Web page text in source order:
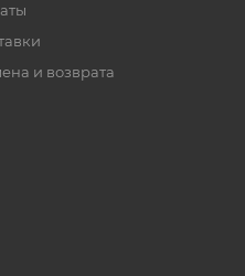
и возврата